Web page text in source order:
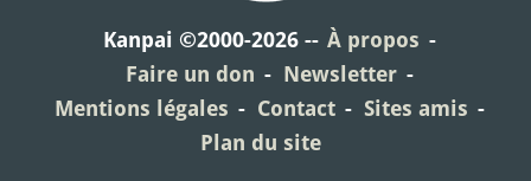
Kanpai ©2000-2026
À propos
Faire un don
Newsletter
Mentions légales
Contact
Sites amis
Plan du site